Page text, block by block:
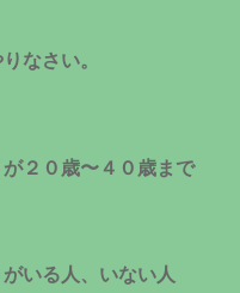
なさい。
２０歳〜４０歳まで
いる人、いない人